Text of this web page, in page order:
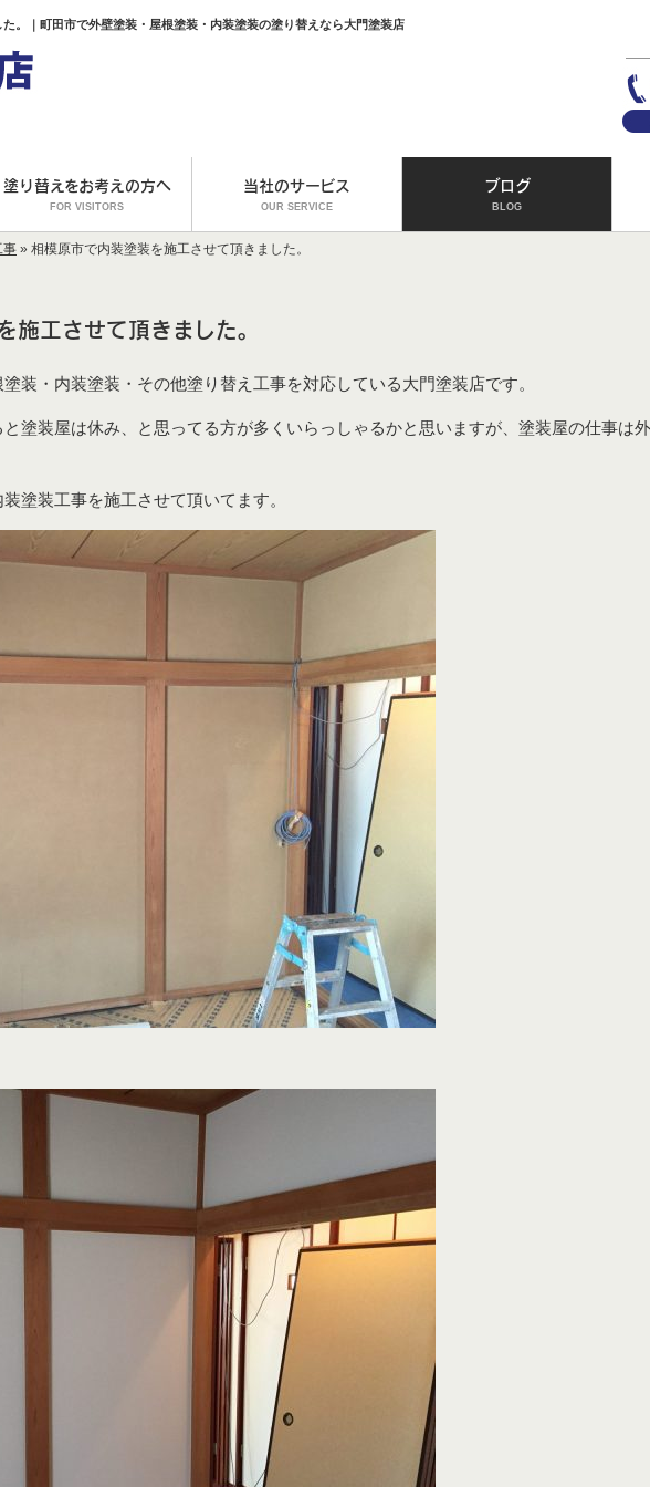
。｜町田市で外壁塗装・屋根塗装・内装塗装の塗り替えなら大門塗装店
塗り替えをお考えの方へ
FOR VISITORS
当社のサービス
OUR SERVICE
ブログ
BLOG
事 » 相模原市で内装塗装を施工させて頂きました。
施工させて頂きました。
装・内装塗装・その他塗り替え工事を対応している大門塗装店です。
塗装屋は休み、と思ってる方が多くいらっしゃるかと思いますが、塗装屋の仕事は
塗装工事を施工させて頂いてます。